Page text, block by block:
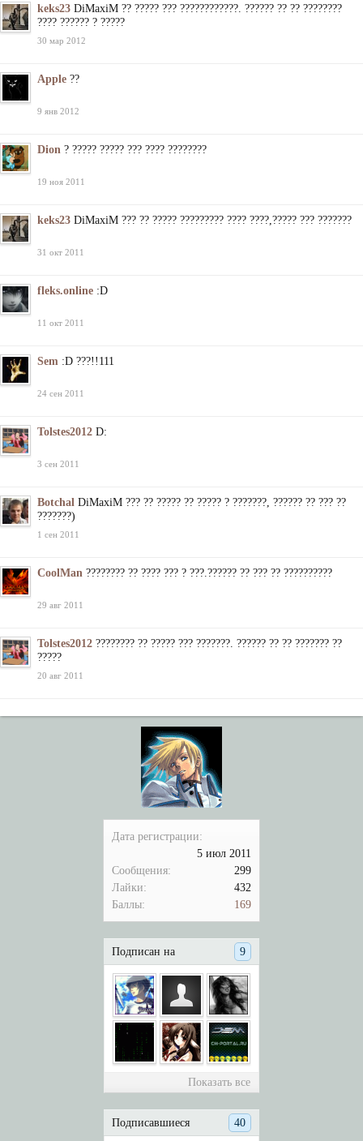
Дата регистрации:
5 июл 2011
Сообщения:
299
Лайки:
432
Баллы:
169
Подписан на 9
Показать все
Подписавшиеся 40
keks23 DiMaxiM ?? ????? ??? ????????????. ?????? ?? ?? ????????
???? ?????? ? ?????
30 мар 2012
Apple ??
9 янв 2012
Dion ? ????? ????? ??? ???? ????????
19 ноя 2011
keks23 DiMaxiM ??? ?? ????? ????????? ???? ????,????? ??? ???????
31 окт 2011
fleks.online :D
11 окт 2011
Sem :D ???!!111
24 сен 2011
Tolstes2012 D:
3 сен 2011
Botchal DiMaxiM ??? ?? ????? ?? ????? ? ???????, ?????? ?? ??? ??
???????)
1 сен 2011
CoolMan ???????? ?? ???? ??? ? ???.?????? ?? ??? ?? ??????????
29 авг 2011
Tolstes2012 ???????? ?? ????? ??? ???????. ?????? ?? ?? ??????? ??
?????
20 авг 2011